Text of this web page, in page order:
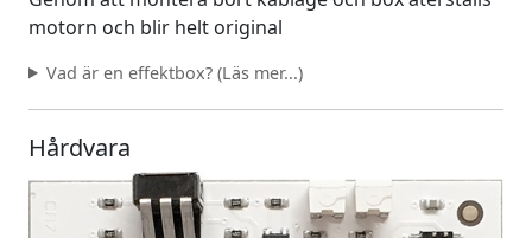
motorn och blir helt original
Vad är en effektbox? (Läs mer...)
Hårdvara